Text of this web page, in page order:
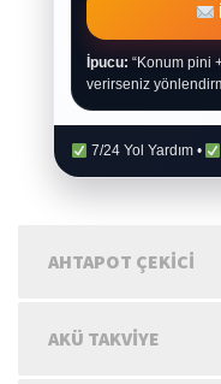
İpucu: “Konum pini
verirseniz
7/24 Yol Yardım •
AHTAPOT ÇEKICI
AKÜ TAKVIYE